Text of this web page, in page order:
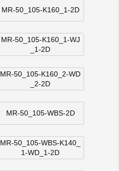
MR-50_105-K160_1-2D
MR-50_105-K160_1-WJ
_1-2D
MR-50_105-K160_2-WD
_2-2D
MR-50_105-WBS-2D
MR-50_105-WBS-K140_
1-WD_1-2D